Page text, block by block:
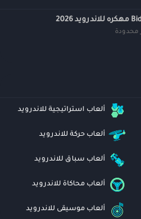
ألعاب استراتيجية للاندرويد
ألعاب حركة للاندرويد
ألعاب سباق للاندرويد
ألعاب محاكاة للاندرويد
ألعاب موسيقى للاندرويد